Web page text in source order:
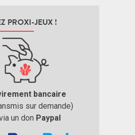
PROXI-JEUX !
bancaire
sur demande)
un don Paypal